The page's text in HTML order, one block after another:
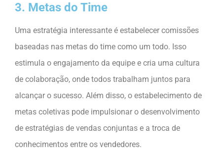
3. Metas do Time
Uma estratégia interessante é estabelecer comissões
baseadas nas metas do time como um todo. Isso
estimula o engajamento da equipe e cria uma cultura
de colaboração, onde todos trabalham juntos para
alcançar o sucesso. Além disso, o estabelecimento de
metas coletivas pode impulsionar o desenvolvimento
de estratégias de vendas conjuntas e a troca de
conhecimentos entre os vendedores.